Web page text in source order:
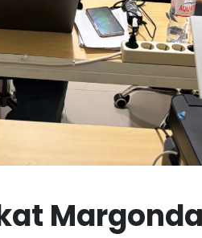
Margonda